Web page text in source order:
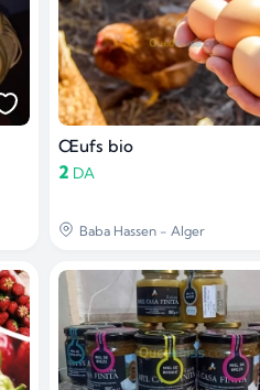
Œufs bio
2 DA
Baba Hassen - Alger